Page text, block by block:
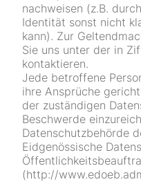
nachweisen (z.B.
Identität sonst nicht
kann). Zur
Sie uns unter der in
kontaktieren.
Jede betroffene
ihre Ansprüche
der zuständigen
Beschwerde
Datenschutzbehörde
Eidgenössische
(http://